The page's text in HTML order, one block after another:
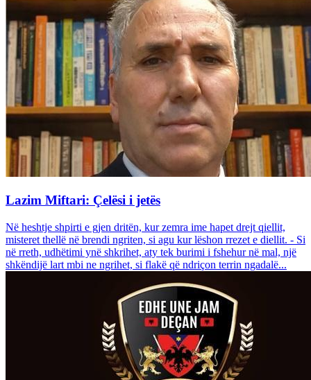
Lazim Miftari: Çelësi i jetës
Në heshtje shpirti e gjen dritën, kur zemra ime hapet drejt qiellit,
misteret thellë në brendi ngriten, si agu kur lëshon rrezet e diellit. - Si
në rreth, udhëtimi ynë shkrihet, aty tek burimi i fshehur në mal, një
shkëndijë lart mbi ne ngrihet, si flakë që ndriçon terrin ngadalë...